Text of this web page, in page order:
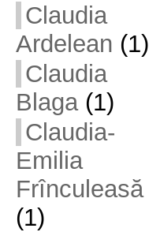
Claudia
Ardelean (1)
Claudia
Blaga(1)
Claudia-
Emilia
Frînculeasă
(1)